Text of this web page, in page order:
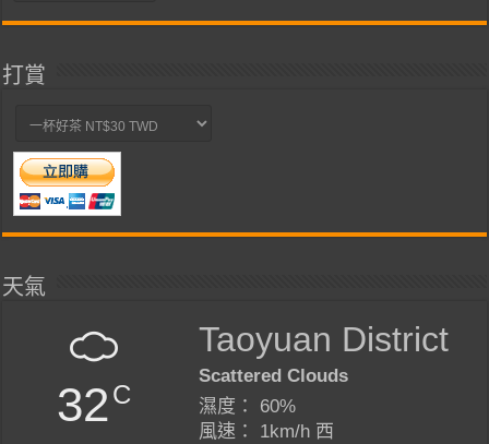
打賞
天氣
32C
Taoyuan District
Scattered Clouds
濕度： 60%
風速： 1km/h 西